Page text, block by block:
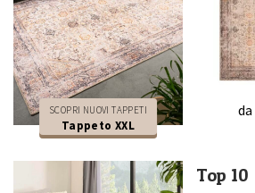
SCOPRI NUOVI TAPPETI
Tappeto XXL
da
Top 10